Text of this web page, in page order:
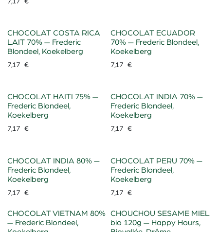
CHOCOLAT COSTA RICA
LAIT 70% — Frederic
Blondeel, Koekelberg
7,17 €
CHOCOLAT ECUADOR
70% — Frederic Blondeel,
Koekelberg
7,17€
CHOCOLAT HAITI 75% —
Frederic Blondeel,
Koekelberg
7,17 €
CHOCOLAT INDIA 70% —
Frederic Blondeel,
Koekelberg
7,17€
CHOCOLAT INDIA 80% —
Frederic Blondeel,
Koekelberg
7,17 €
CHOCOLAT PERU 70% —
Frederic Blondeel,
Koekelberg
7,17€
CHOCOLAT VIETNAM 80%
— Frederic Blondeel,
CHOUCHOU SESAME MIEL
bio 120g — Happy Hours,